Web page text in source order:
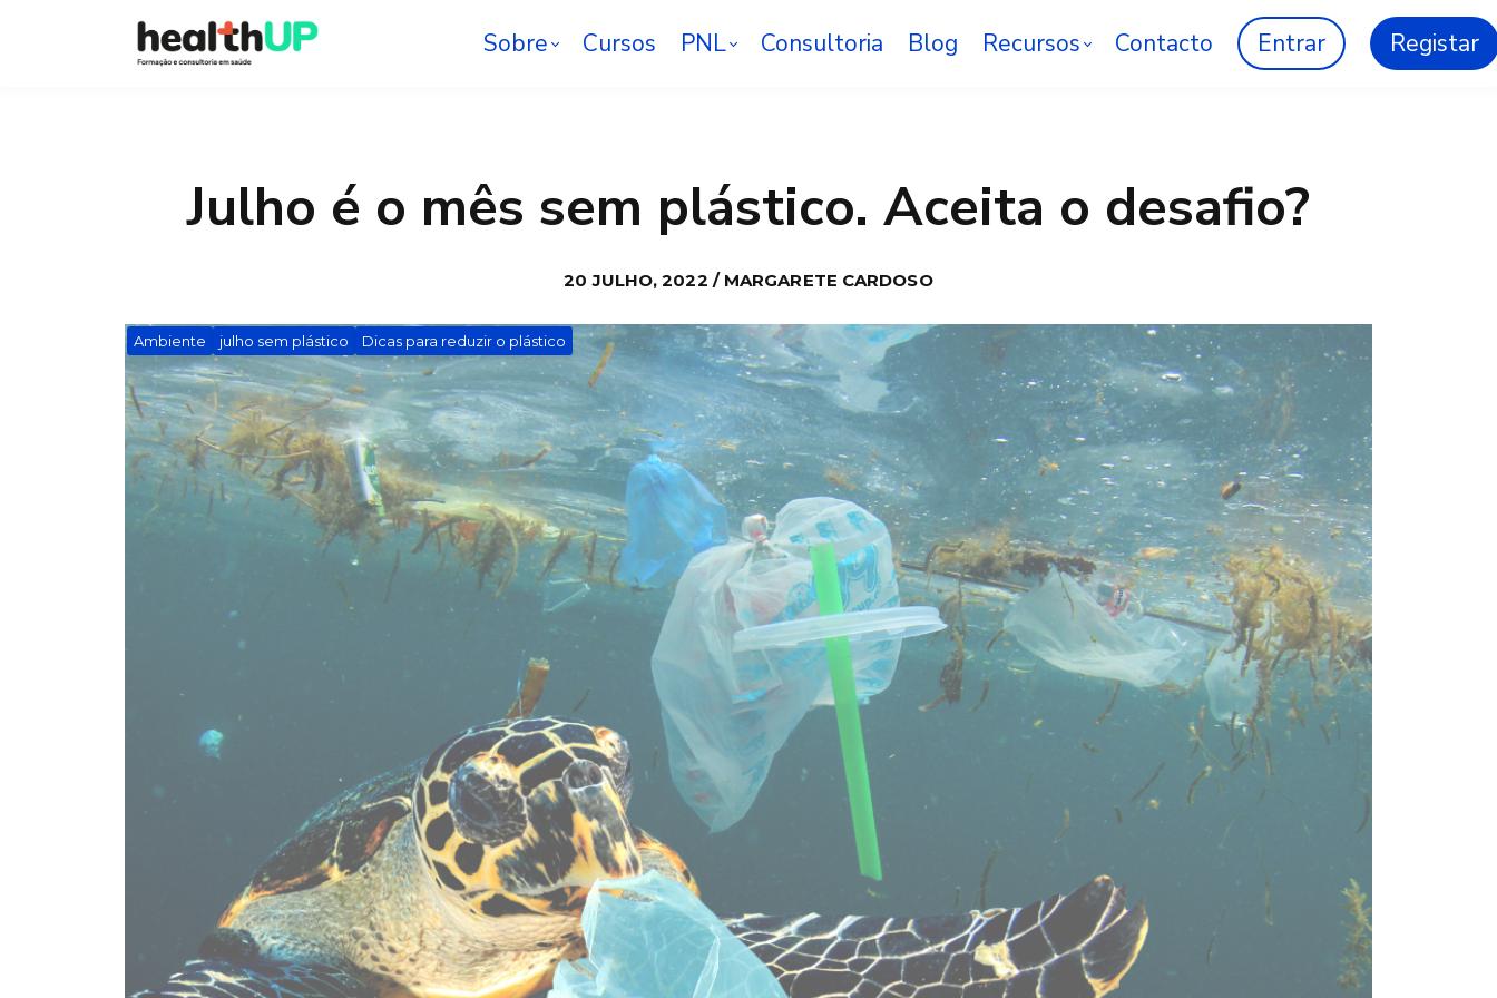
Sobre Cursos PNL Consultoria Blog Recursos Contacto Entrar Registar
Julho é o mês sem plástico. Aceita o desafio?
20 JULHO, 2022 / MARGARETE CARDOSO
Ambiente julho sem plástico Dicas para reduzir o plástico